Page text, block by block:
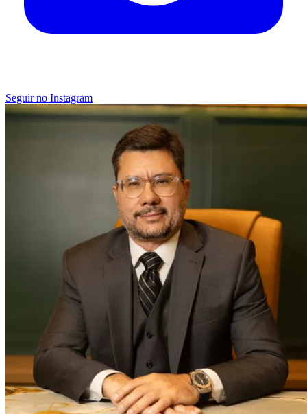
Seguir no Instagram